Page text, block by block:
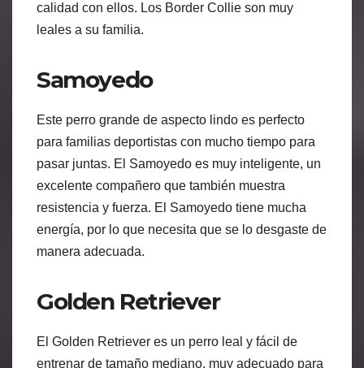
calidad con ellos. Los Border Collie son muy
leales a su familia.
Samoyedo
Este perro grande de aspecto lindo es perfecto
para familias deportistas con mucho tiempo para
pasar juntas. El Samoyedo es muy inteligente, un
excelente compañero que también muestra
resistencia y fuerza. El Samoyedo tiene mucha
energía, por lo que necesita que se lo desgaste de
manera adecuada.
Golden Retriever
El Golden Retriever es un perro leal y fácil de
entrenar de tamaño mediano, muy adecuado para